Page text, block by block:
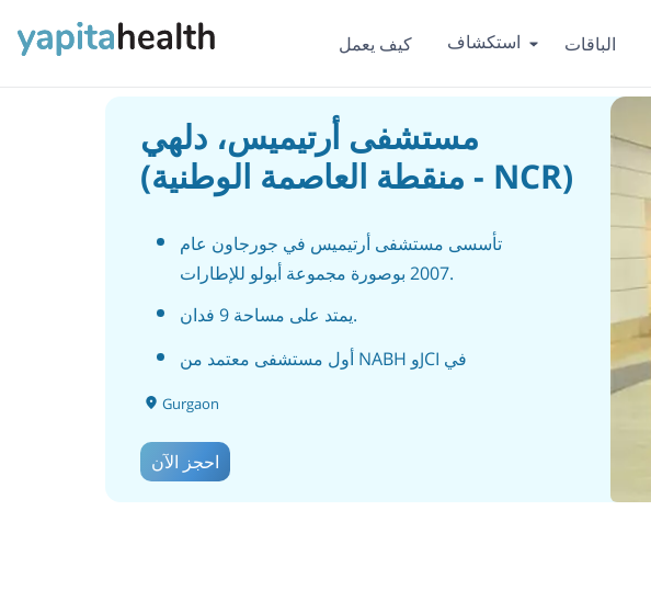
كيف يعمل استكشاف الباقات
مستشفى أرتيميس، دلهي
(منقطة العاصمة الوطنية - NCR)
تأسسى مستشفى أرتيميس في جورجاون عام
2007 بوصورة مجموعة أبولو للإطارات.
يمتد على مساحة 9 فدان.
أول مستشفى معتمد من NABH وJCI في
Gurgaon
احجز الآن